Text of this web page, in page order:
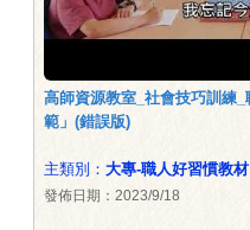
高師資源教室_社會技巧訓練
範」(錯誤版)
主類別： 大專-職人好習慣教材
發佈日期：2023/9/18